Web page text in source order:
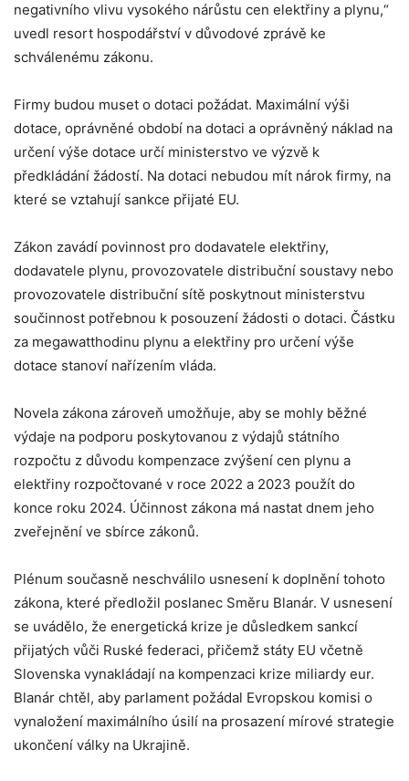
negativního vlivu vysokého nárůstu cen elektřiny a plynu,“
uvedl resort hospodářství v důvodové zprávě ke
schválenému zákonu.
Firmy budou muset o dotaci požádat. Maximální výši
dotace, oprávněné období na dotaci a oprávněný náklad na
určení výše dotace určí ministerstvo ve výzvě k
předkládání žádostí. Na dotaci nebudou mít nárok firmy, na
které se vztahují sankce přijaté EU.
Zákon zavádí povinnost pro dodavatele elektřiny,
dodavatele plynu, provozovatele distribuční soustavy nebo
provozovatele distribuční sítě poskytnout ministerstvu
součinnost potřebnou k posouzení žádosti o dotaci. Částku
za megawatthodinu plynu a elektřiny pro určení výše
dotace stanoví nařízením vláda.
Novela zákona zároveň umožňuje, aby se mohly běžné
výdaje na podporu poskytovanou z výdajů státního
rozpočtu z důvodu kompenzace zvýšení cen plynu a
elektřiny rozpočtované v roce 2022 a 2023 použít do
konce roku 2024. Účinnost zákona má nastat dnem jeho
zveřejnění ve sbírce zákonů.
Plénum současně neschválilo usnesení k doplnění tohoto
zákona, které předložil poslanec Směru Blanár. V usnesení
se uvádělo, že energetická krize je důsledkem sankcí
přijatých vůči Ruské federaci, přičemž státy EU včetně
Slovenska vynakládají na kompenzaci krize miliardy eur.
Blanár chtěl, aby parlament požádal Evropskou komisi o
vynaložení maximálního úsilí na prosazení mírové strategie
ukončení války na Ukrajině.